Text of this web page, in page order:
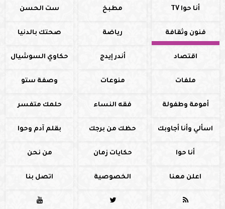
أنا حوا TV مطبخ ست الحسن
فنون وثقافة رياضة صحتك بالدنيا
اقتصاد أندر إيدج حكاوي السوشيال
ملفات منوعات وصفة ستو
أمومة وطفولة فقه النساء حلمك متفسر
اسألي وأنا أجاوبك حظك من برجك بقلم آدم وحوا
أنا حوا حكايات زمان من نحن
اعلن معنا الخصوصية اتصل بنا


